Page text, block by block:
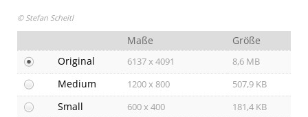
© Stefan Scheitl
Maße
Größe
Original
6137 x 4091 8,6 MB
Medium 1200 x 800 507,9 KB
Small 600 x 400 181,4 KB